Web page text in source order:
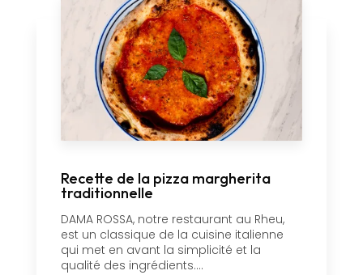
Recette de la pizza margherita
traditionnelle
DAMA ROSSA, notre restaurant au Rheu,
est un classique de la cuisine italienne
qui met en avant la simplicité et la
qualité des ingrédients....